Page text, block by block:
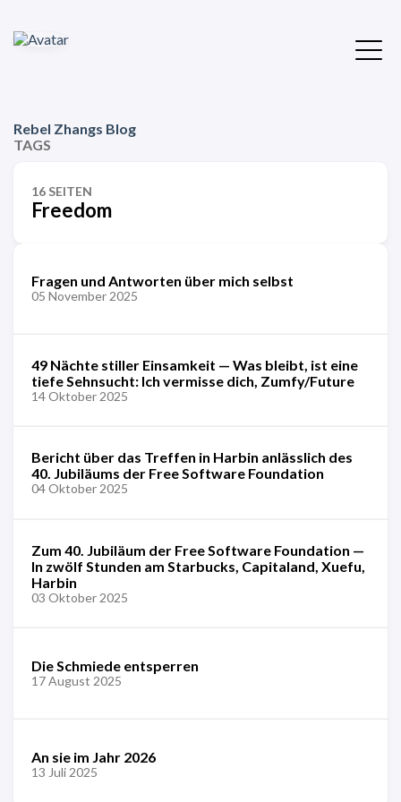
Rebel Zhangs Blog
TAGS
16 SEITEN
Freedom
Fragen und Antworten über mich selbst
05 November 2025
49 Nächte stiller Einsamkeit — Was bleibt, ist eine
tiefe Sehnsucht: Ich vermisse dich, Zumfy/Future
14 Oktober 2025
Bericht über das Treffen in Harbin anlässlich des
40. Jubiläums der Free Software Foundation
04 Oktober 2025
Zum 40. Jubiläum der Free Software Foundation —
In zwölf Stunden am Starbucks, Capitaland, Xuefu,
Harbin
03 Oktober 2025
Die Schmiede entsperren
17 August 2025
An sie im Jahr 2026
13 Juli 2025